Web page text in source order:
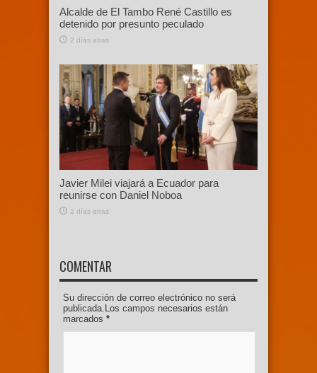
Alcalde de El Tambo René Castillo es
detenido por presunto peculado
2 días atras
Javier Milei viajará a Ecuador para
reunirse con Daniel Noboa
2 días atras
COMENTAR
Su dirección de correo electrónico no será
publicada.Los campos necesarios están
marcados *